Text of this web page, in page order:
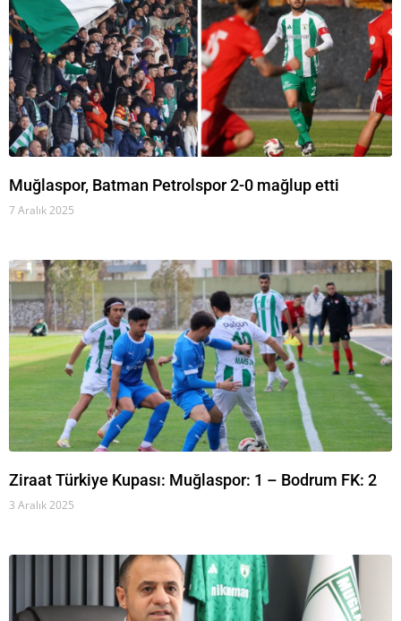
Muğlaspor, Batman Petrolspor 2-0 mağlup etti
7 Aralık 2025
Ziraat Türkiye Kupası: Muğlaspor: 1 – Bodrum FK: 2
3 Aralık 2025